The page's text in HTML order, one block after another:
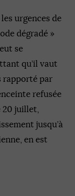
urgences de
dégradé »
se
qu’il vaut
rapporté par
refusée
20 juillet,
jusqu’à
en est